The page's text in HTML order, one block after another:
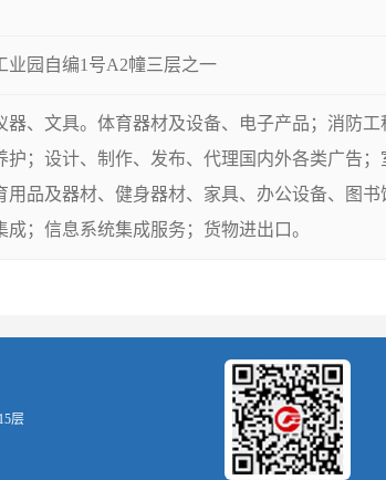
业园自编1号A2幢三层之一
器、文具。体育器材及设备、电子产品；消防
；设计、制作、发布、代理国内外各类广告
用品及器材、健身器材、家具、办公设备、图
；信息系统集成服务；货物进出口。
层